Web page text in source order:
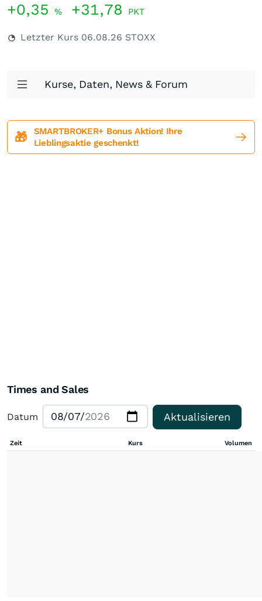
+0,35 % +31,78 PKT
Letzter Kurs 06.08.26 STOXX
Kurse, Daten, News & Forum
🎁
SMARTBROKER+ Bonus Aktion! Ihre
Lieblingsaktie geschenkt!
Times and Sales
Datum Aktualisieren
Zeit Kurs Volumen